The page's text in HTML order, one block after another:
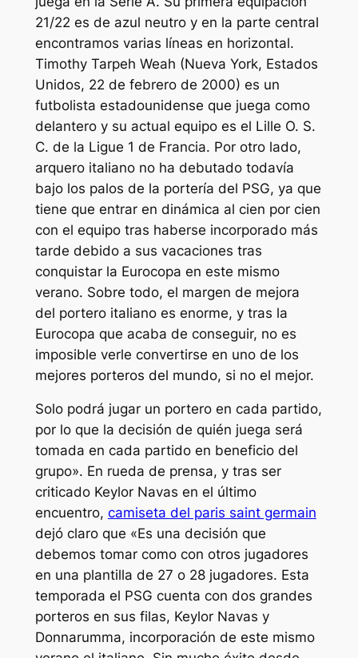
21/22 es de azul neutro y en la parte central
encontramos varias líneas en horizontal.
Timothy Tarpeh Weah (Nueva York, Estados
Unidos, 22 de febrero de 2000) es un
futbolista estadounidense que juega como
delantero y su actual equipo es el Lille O. S.
C. de la Ligue 1 de Francia. Por otro lado,
arquero italiano no ha debutado todavía
bajo los palos de la portería del PSG, ya que
tiene que entrar en dinámica al cien por cien
con el equipo tras haberse incorporado más
tarde debido a sus vacaciones tras
conquistar la Eurocopa en este mismo
verano. Sobre todo, el margen de mejora
del portero italiano es enorme, y tras la
Eurocopa que acaba de conseguir, no es
imposible verle convertirse en uno de los
mejores porteros del mundo, si no el mejor.
Solo podrá jugar un portero en cada partido,
por lo que la decisión de quién juega será
tomada en cada partido en beneficio del
grupo». En rueda de prensa, y tras ser
criticado Keylor Navas en el último
encuentro, camiseta del paris saint germain
dejó claro que «Es una decisión que
debemos tomar como con otros jugadores
en una plantilla de 27 o 28 jugadores. Esta
temporada el PSG cuenta con dos grandes
porteros en sus filas, Keylor Navas y
Donnarumma, incorporación de este mismo